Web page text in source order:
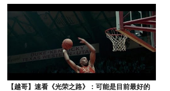
【越哥】速看《光荣之路》：可能是目前最好的